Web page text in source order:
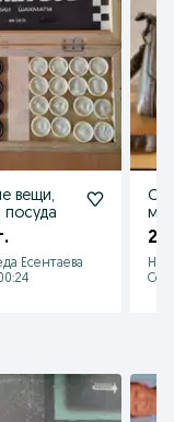
вещи,
посуда
Есентаева
2